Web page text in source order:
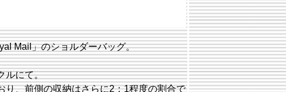
Mail」のショルダーバッグ。
ルにて。
り、前側の収納はさらに2：1程度の割合で